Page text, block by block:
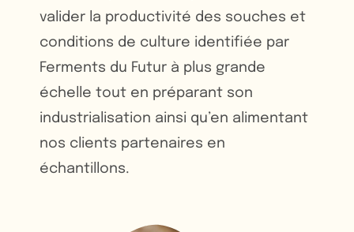
valider la productivité des souches et
conditions de culture identifiée par
Ferments du Futur à plus grande
échelle tout en préparant son
industrialisation ainsi qu’en alimentant
nos clients partenaires en
échantillons.